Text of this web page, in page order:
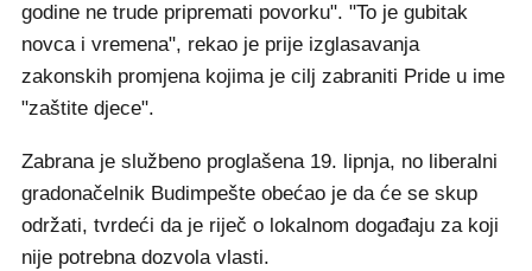
godine ne trude pripremati povorku". "To je gubitak
novca i vremena", rekao je prije izglasavanja
zakonskih promjena kojima je cilj zabraniti Pride u ime
"zaštite djece".
Zabrana je službeno proglašena 19. lipnja, no liberalni
gradonačelnik Budimpešte obećao je da će se skup
održati, tvrdeći da je riječ o lokalnom događaju za koji
nije potrebna dozvola vlasti.